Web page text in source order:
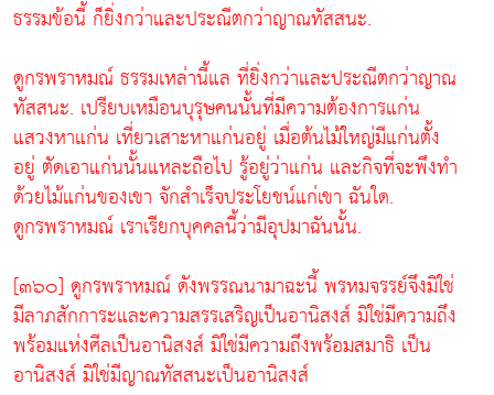
ธรรมข้อนี้ ก็ยิ่งกว่าและประณีตกว่าญาณทัสสนะ.
ดูกรพราหมณ์ ธรรมเหล่านี้แล ที่ยิ่งกว่าและประณีตกว่าญาณ
ทัสสนะ. เปรียบเหมือนบุรุษคนนั้นที่มีความต้องการแก่น
แสวงหาแก่น เที่ยวเสาะหาแก่นอยู่ เมื่อต้นไม้ใหญ่มีแก่นตั้ง
อยู่ ตัดเอาแก่นนั้นแหละถือไป รู้อยู่ว่าแก่น และกิจที่จะพึงทำ
ด้วยไม้แก่นของเขา จักสำเร็จประโยชน์แก่เขา ฉันใด.
ดูกรพราหมณ์ เราเรียกบุคคลนี้ว่ามีอุปมาฉันนั้น.
[๓๖๐] ดูกรพราหมณ์ ดังพรรณนามาฉะนี้ พรหมจรรย์จึงมิใช่
มีลาภสักการะและความสรรเสริญเป็นอานิสงส์ มิใช่มีความถึง
พร้อมแห่งศีลเป็นอานิสงส์ มิใช่มีความถึงพร้อมสมาธิ เป็น
อานิสงส์ มิใช่มีญาณทัสสนะเป็นอานิสงส์